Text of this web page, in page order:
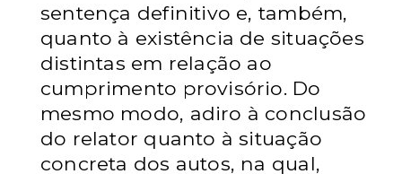
sentença definitivo e, também,
quanto à existência de situações
distintas em relação ao
cumprimento provisório. Do
mesmo modo, adiro à conclusão
do relator quanto à situação
concreta dos autos, na qual,